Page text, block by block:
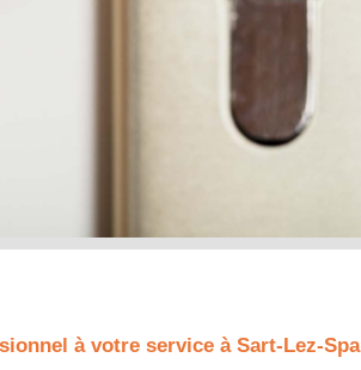
à votre service à Sart-Lez-Spa